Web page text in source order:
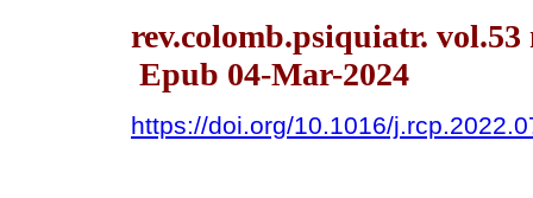
rev.colomb.psiquiatr. vol.53
Epub 04-Mar-2024
https://doi.org/10.1016/